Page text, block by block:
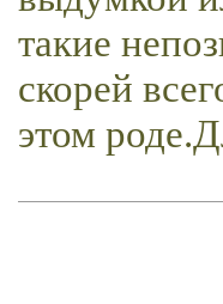
такие
скорей
этом